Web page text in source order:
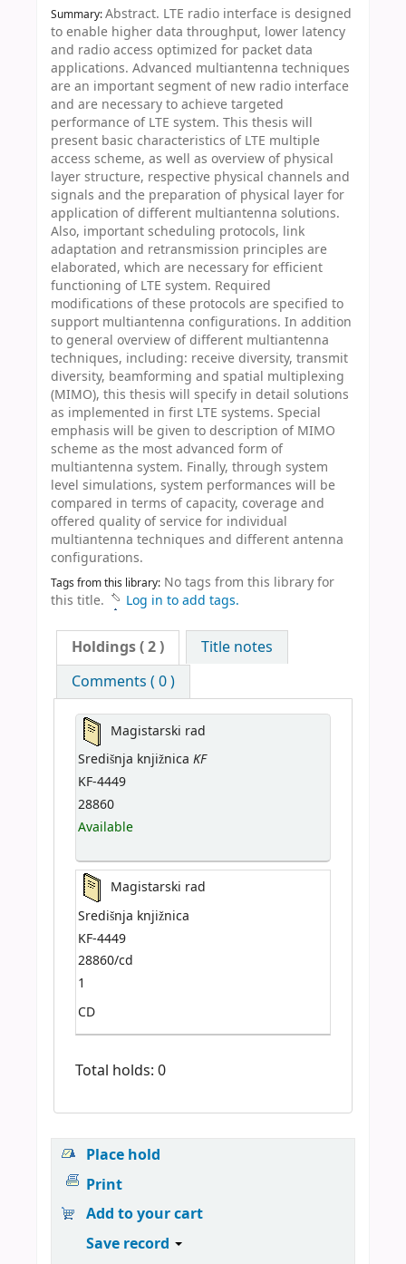
Summary:Abstract. LTE radio interface is designed
to enable higher data throughput, lower latency
and radio access optimized for packet data
applications. Advanced multiantenna techniques
are an important segment of new radio interface
and are necessary to achieve targeted
performance of LTE system. This thesis will
present basic characteristics of LTE multiple
access scheme, as well as overview of physical
layer structure, respective physical channels and
signals and the preparation of physical layer for
application of different multiantenna solutions.
Also, important scheduling protocols, link
adaptation and retransmission principles are
elaborated, which are necessary for efficient
functioning of LTE system. Required
modifications of these protocols are specified to
support multiantenna configurations. In addition
to general overview of different multiantenna
techniques, including: receive diversity, transmit
diversity, beamforming and spatial multiplexing
(MIMO), this thesis will specify in detail solutions
as implemented in first LTE systems. Special
emphasis will be given to description of MIMO
scheme as the most advanced form of
multiantenna system. Finally, through system
level simulations, system performances will be
compared in terms of capacity, coverage and
offered quality of service for individual
multiantenna techniques and different antenna
configurations.
Tags from this library: No tags from this library for
this title.
Log in to add tags.
Holdings( 2 )
Title notes
Comments ( 0 )
Magistarski rad
Središnja knjižnica KF
KF-4449
28860
Available
Magistarski rad
Središnja knjižnica
KF-4449
28860/cd
1
CD
Total holds: 0
Place hold
Print
Add to your cart
Save record